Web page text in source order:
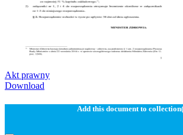
Akt prawny
Download
Add this document to